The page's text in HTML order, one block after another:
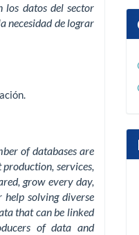
los datos del sector
necesidad de lograr
of databases are
services,
grow every day,
solving diverse
that can be linked
of data and